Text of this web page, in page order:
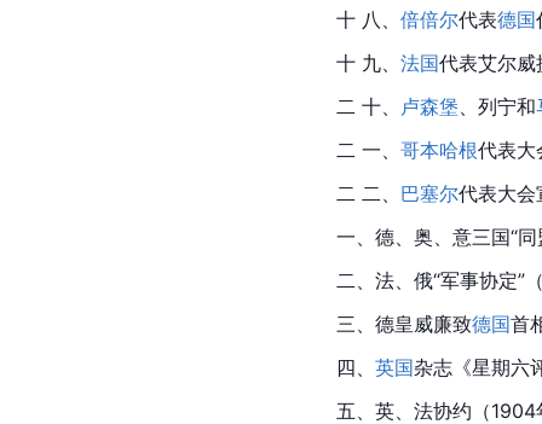
十 八、 倍倍尔代表德国
十 九、 法国代表艾尔
二 十、 卢森堡 、列宁和
二 一、 哥本哈根代表大
二 二、 巴塞尔代表大会
一、德、奥、意三国“
二、法、俄“军事协定”
三、德皇威廉致德国首
四、 英国杂志《星期六
五、英、法协约（